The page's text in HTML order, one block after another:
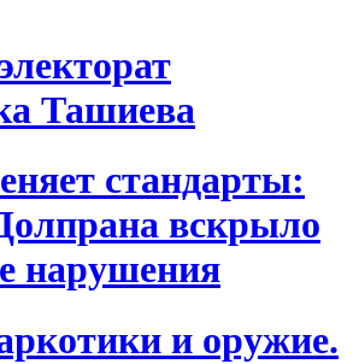
Ташиева
стандарты:
вскрыло
нарушения
и оружие.